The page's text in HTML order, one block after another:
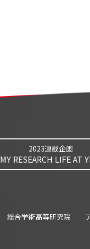
2023連載企画
MY RESEARCH LIFE AT
総合学術高等研究院